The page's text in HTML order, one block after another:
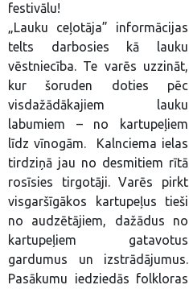
festivālu!
„Lauku ceļotāja” informācijas
telts darbosies kā lauku
vēstniecība. Te varēs uzzināt,
kur šoruden doties pēc
visdažādākajiem lauku
labumiem – no kartupeļiem
līdz vīnogām. Kalnciema ielas
tirdziņā jau no desmitiem rītā
rosīsies tirgotāji. Varēs pirkt
visgaršīgākos kartupeļus tieši
no audzētājiem, dažādus no
kartupeļiem gatavotus
gardumus un izstrādājumus.
Pasākumu iedziedās folkloras